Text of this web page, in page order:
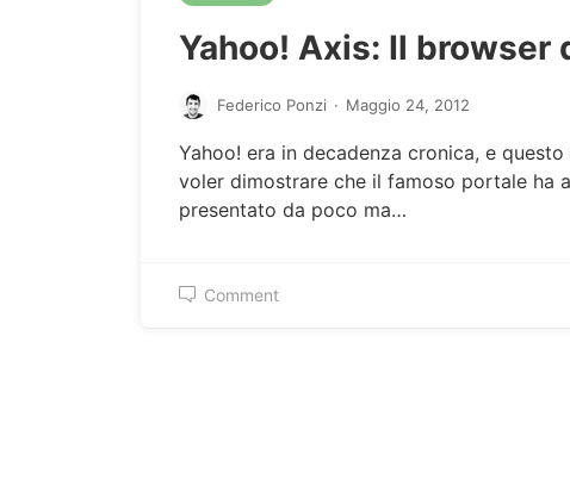
Yahoo! Axis: Il browser
Federico Ponzi · Maggio 24, 2012
Yahoo! era in decadenza cronica, e
voler dimostrare che il famoso portale ha
presentato da poco ma…
Comment